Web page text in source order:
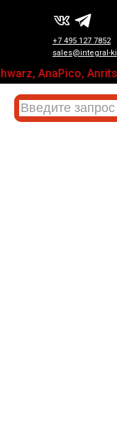
+7 495 127 7852
sales@integral-
AnaPico,